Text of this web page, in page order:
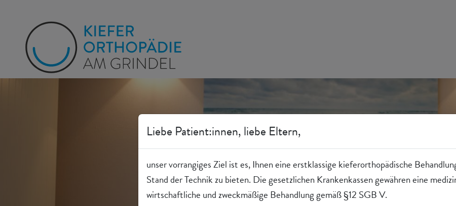
Liebe Patient:innen, liebe Eltern,
unser vorrangiges Ziel ist es, Ihnen eine erstklassige kieferorthopädische
Stand der Technik zu bieten. Die gesetzlichen Krankenkassen gewähren eine
wirtschaftliche und zweckmäßige Behandlung gemäß §12 SGB V.